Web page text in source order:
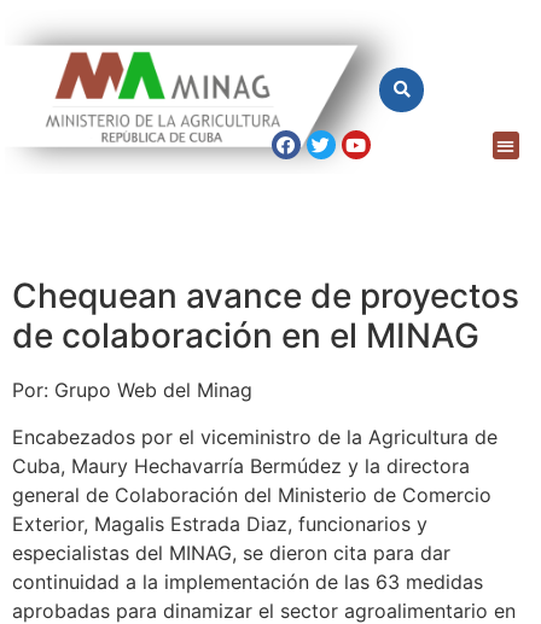
Chequean avance de proyectos
de colaboración en el MINAG
Por: Grupo Web del Minag
Encabezados por el viceministro de la Agricultura de
Cuba, Maury Hechavarría Bermúdez y la directora
general de Colaboración del Ministerio de Comercio
Exterior, Magalis Estrada Diaz, funcionarios y
especialistas del MINAG, se dieron cita para dar
continuidad a la implementación de las 63 medidas
aprobadas para dinamizar el sector agroalimentario en